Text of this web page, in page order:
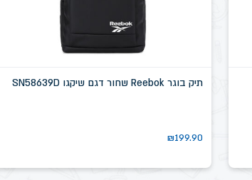
תיק בוגר Reebok שחור דגם שיקגו SN58639D
₪199.90